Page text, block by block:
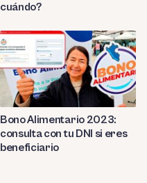
cuándo?
Bono Alimentario 2023:
consulta con tu DNI si eres
beneficiario